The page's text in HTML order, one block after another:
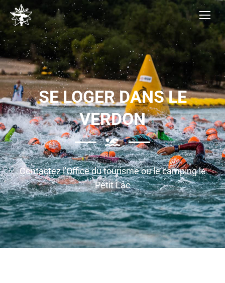
SE LOGER DANS LE
VERDON
Contactez l'Office du tourisme ou le camping le
Petit Lac